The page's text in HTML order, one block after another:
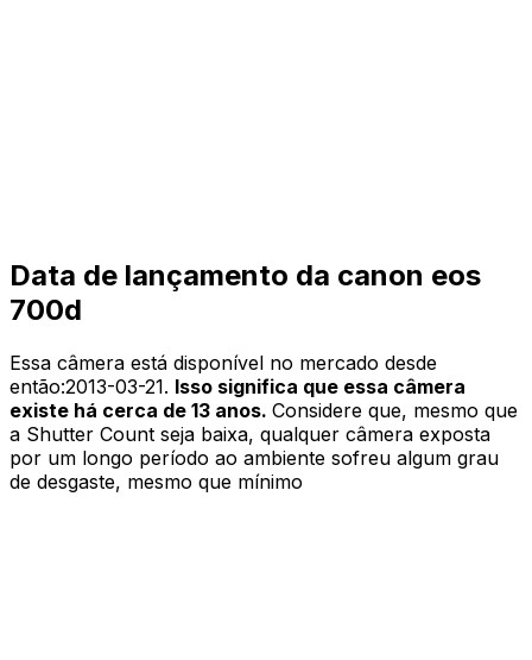
Data de lançamento da canon eos
700d
Essa câmera está disponível no mercado desde
então:2013-03-21. Isso significa que essa câmera
existe há cerca de 13 anos. Considere que, mesmo que
a Shutter Count seja baixa, qualquer câmera exposta
por um longo período ao ambiente sofreu algum grau
de desgaste, mesmo que mínimo